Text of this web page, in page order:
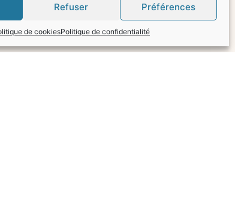
Refuser Préférences
de cookiesPolitique de confidentialité